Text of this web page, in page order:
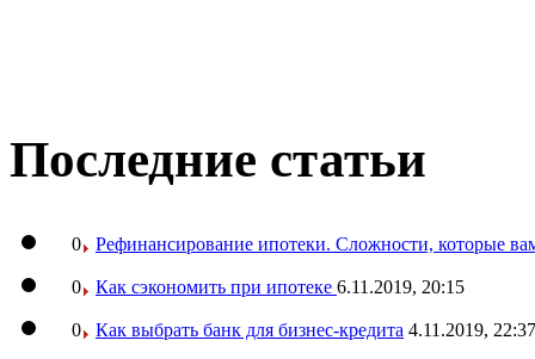
Последние статьи
0 Рефинансирование ипотеки. Сложности, которые
0 Как сэкономить при ипотеке 6.11.2019, 20:15
0 Как выбрать банк для бизнес-кредита 4.11.2019, 22:37